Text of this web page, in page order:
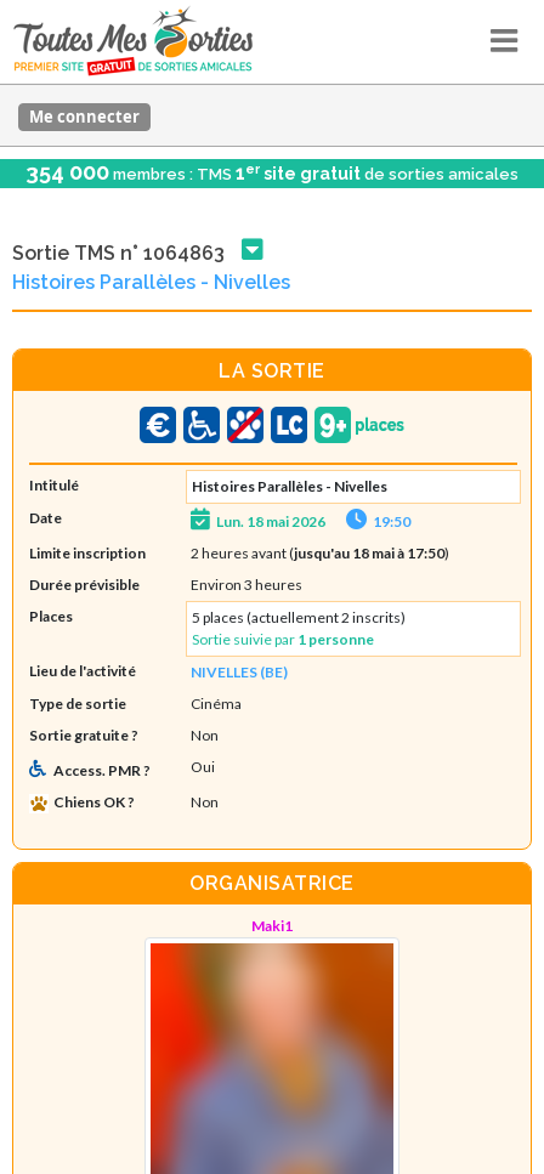
Me connecter
354 000 membres : TMS 1er site gratuit de sorties amicales
Sortie TMS n° 1064863
Histoires Parallèles - Nivelles
LA SORTIE
Intitulé
Histoires Parallèles - Nivelles
Date
Lun. 18 mai 2026
19:50
Limite inscription
2 heures avant (jusqu'au 18 mai à 17:50)
Durée prévisible
Environ 3 heures
Places
5 places (actuellement 2 inscrits)
Sortie suivie par 1 personne
Lieu de l'activité
NIVELLES (BE)
Type de sortie
Cinéma
Sortie gratuite ?
Non
Access. PMR ?
Oui
Chiens OK ?
Non
ORGANISATRICE
Maki1